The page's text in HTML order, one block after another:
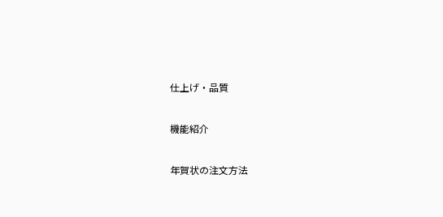
仕上げ・品質
機能紹介
年賀状の注文方法